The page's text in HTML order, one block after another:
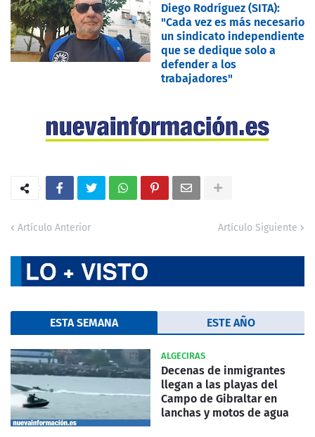
Diego Rodríguez (SITA):
"Cada vez es más necesario
un sindicato independiente
que se dedique solo a
defender a los
trabajadores"
Artículo Anterior Artículo Siguiente
ESTA SEMANA ESTE AÑO
ALGECIRAS
Decenas de inmigrantes
llegan a las playas del
Campo de Gibraltar en
lanchas y motos de agua